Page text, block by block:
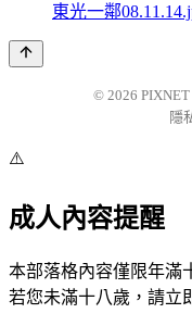
東光一鄰
© 2026 PIXNET
隱
⚠️
成人內容提醒
本部落格內容僅限年滿
若您未滿十八歲，請立